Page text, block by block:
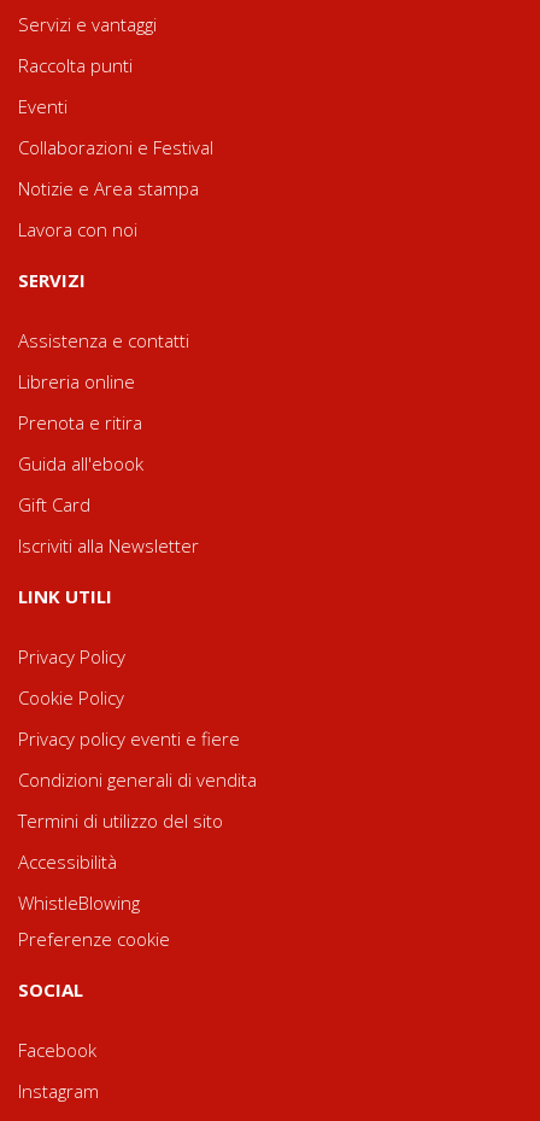
Servizi e vantaggi
Raccolta punti
Eventi
Collaborazioni e Festival
Notizie e Area stampa
Lavora con noi
SERVIZI
Assistenza e contatti
Libreria online
Prenota e ritira
Guida all'ebook
Gift Card
Iscriviti alla Newsletter
LINK UTILI
Privacy Policy
Cookie Policy
Privacy policy eventi e fiere
Condizioni generali di vendita
Termini di utilizzo del sito
Accessibilità
WhistleBlowing
Preferenze cookie
SOCIAL
Facebook
Instagram